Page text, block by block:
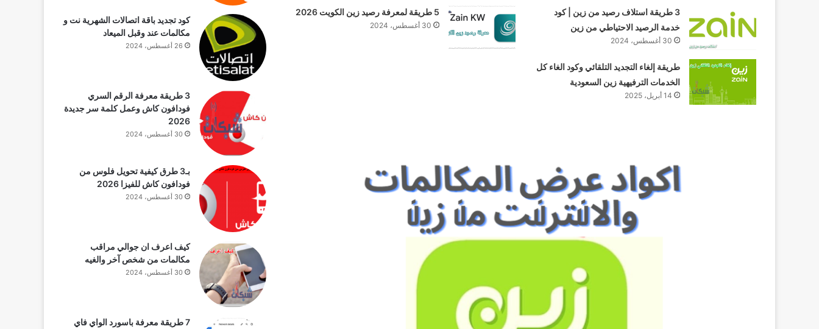
3 طريقة استلاف رصيد من زين | كود
خدمة الرصيد الاحتياطي من زين
30 أغسطس، 2024
5 طريقة لمعرفة رصيد زين الكويت 2026
30 أغسطس، 2024
طريقة إلغاء التجديد التلقائي وكود الغاء كل
الخدمات الترفيهية زين السعودية
14 أبريل، 2025
كود تجديد باقة اتصالات الشهرية نت و
مكالمات عند وقبل الميعاد
26 أغسطس، 2024
3 طريقة معرفة الرقم السري
فودافون كاش وعمل كلمة سر جديدة
2026
30 أغسطس، 2024
بـ3 طرق كيفية تحويل فلوس من
فودافون كاش للفيزا 2026
30 أغسطس، 2024
كيف اعرف ان جوالي مراقب
مكالمات من شخص آخر والغيه
30 أغسطس، 2024
7 طريقة معرفة باسورد الواي فاي